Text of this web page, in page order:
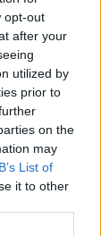
opt-out
after your
utilized by
prior to
on the
may
List of
it to other
után az
ugyan
felrobbant
közel 130